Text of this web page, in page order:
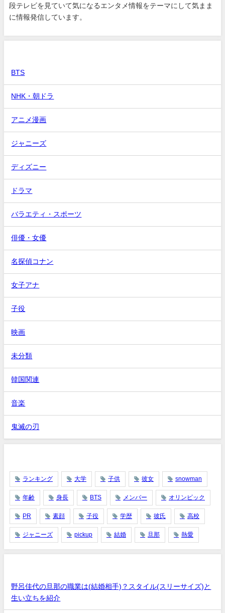
段テレビを見ていて気になるエンタメ情報をテーマにして気まま
に情報発信しています。
BTS
NHK・朝ドラ
アニメ漫画
ジャニーズ
ディズニー
ドラマ
バラエティ・スポーツ
俳優・女優
名探偵コナン
女子アナ
子役
映画
未分類
韓国関連
音楽
鬼滅の刃
ランキング 大学 子供 彼女 snowman
年齢 身長 BTS メンバー オリンピック
PR 素顔 子役 学歴 彼氏 高校
ジャニーズ pickup 結婚 旦那 熱愛
野呂佳代の旦那の職業は(結婚相手)？スタイル(スリーサイズ)と
生い立ちを紹介